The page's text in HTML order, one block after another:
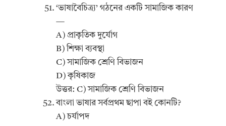
‘ভাষাবৈচিত্র্য’ গঠনের একটি সামাজিক কারণ
—
A) প্রাকৃতিক দুর্যোগ
B) শিক্ষা ব্যবস্থা
C) সামাজিক শ্রেণি বিভাজন
D) কৃষিকাজ
উত্তর: C) সামাজিক শ্রেণি বিভাজন
বাংলা ভাষার সর্বপ্রথম ছাপা বই কোনটি?
A) চর্যাপদ